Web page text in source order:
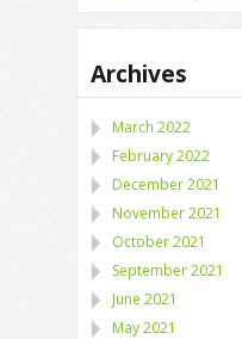
Archives
March 2022
February 2022
December 2021
November 2021
October 2021
September 2021
June 2021
May 2021